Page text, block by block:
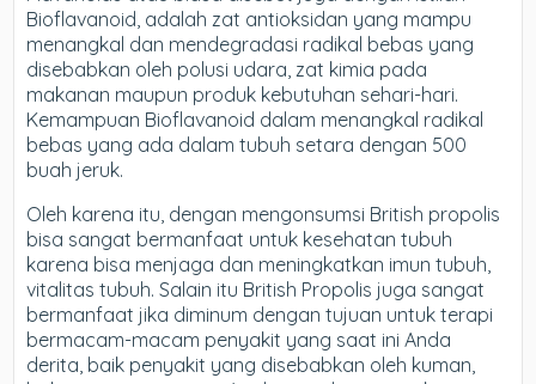
Bioflavanoid, adalah zat antioksidan yang mampu
menangkal dan mendegradasi radikal bebas yang
disebabkan oleh polusi udara, zat kimia pada
makanan maupun produk kebutuhan sehari-hari.
Kemampuan Bioflavanoid dalam menangkal radikal
bebas yang ada dalam tubuh setara dengan 500
buah jeruk.
Oleh karena itu, dengan mengonsumsi British propolis
bisa sangat bermanfaat untuk kesehatan tubuh
karena bisa menjaga dan meningkatkan imun tubuh,
vitalitas tubuh. Salain itu British Propolis juga sangat
bermanfaat jika diminum dengan tujuan untuk terapi
bermacam-macam penyakit yang saat ini Anda
derita, baik penyakit yang disebabkan oleh kuman,